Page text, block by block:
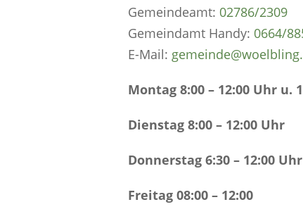
Gemeindeamt: 02786/2309
Gemeindamt Handy: 0664/
E-Mail:
Montag 8:00 – 12:00 Uhr u.
Dienstag 8:00 – 12:00 Uhr
Donnerstag 6:30 – 12:00 Uhr
Freitag 08:00 – 12:00